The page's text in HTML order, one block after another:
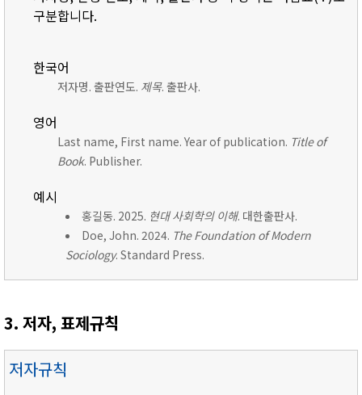
구분합니다.
한국어
저자명. 출판연도. 제목. 출판사.
영어
Last name, First name. Year of publication. Title of
Book. Publisher.
예시
홍길동. 2025. 현대 사회학의 이해. 대한출판사.
Doe, John. 2024. The Foundation of Modern
Sociology. Standard Press.
3. 저자, 표제규칙
저자규칙